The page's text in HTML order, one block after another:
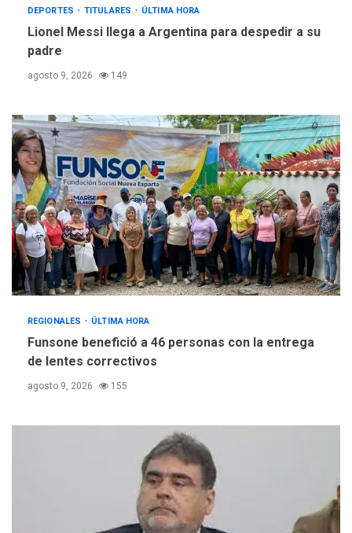
DEPORTES TITULARES ÚLTIMA HORA
Lionel Messi llega a Argentina para despedir a su
padre
agosto 9, 2026 149
REGIONALES ÚLTIMA HORA
Funsone benefició a 46 personas con la entrega
de lentes correctivos
agosto 9, 2026 155